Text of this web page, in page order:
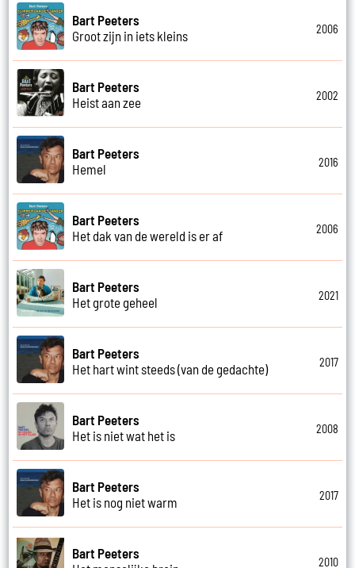
Bart Peeters
Groot zijn in iets kleins
2006
Bart Peeters
Heist aan zee
2002
Bart Peeters
Hemel
2016
Bart Peeters
Het dak van de wereld is er af
2006
Bart Peeters
Het grote geheel
2021
Bart Peeters
Het hart wint steeds (van de gedachte)
2017
Bart Peeters
Het is niet wat het is
2008
Bart Peeters
Het is nog niet warm
2017
Bart Peeters
2010